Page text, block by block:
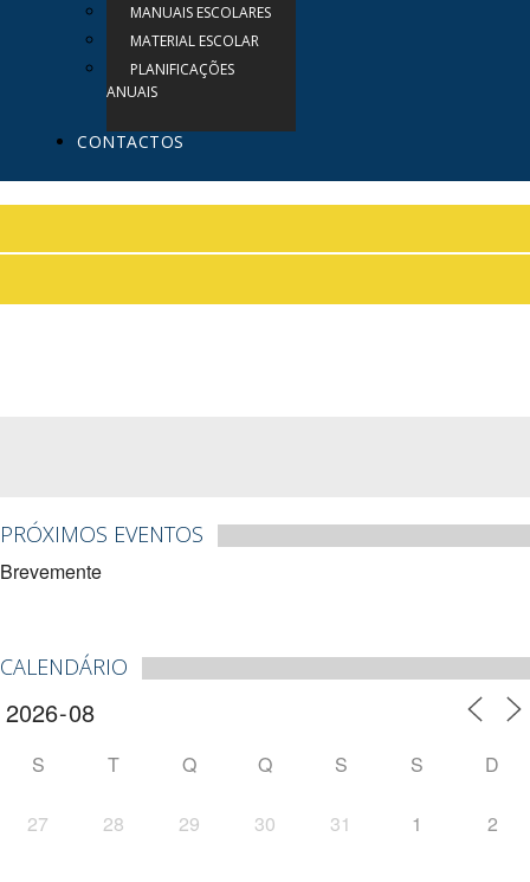
MANUAIS ESCOLARES
MATERIAL ESCOLAR
PLANIFICAÇÕES
ANUAIS
CONTACTOS
PRÓXIMOS EVENTOS
Brevemente
CALENDÁRIO
S T Q Q S S D
27 28 29 30 31 1 2